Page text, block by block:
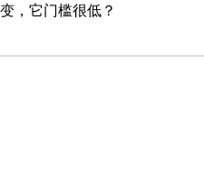
，它门槛很低？